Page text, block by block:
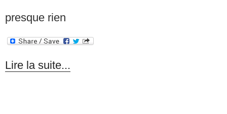
presque rien
Lire la suite...